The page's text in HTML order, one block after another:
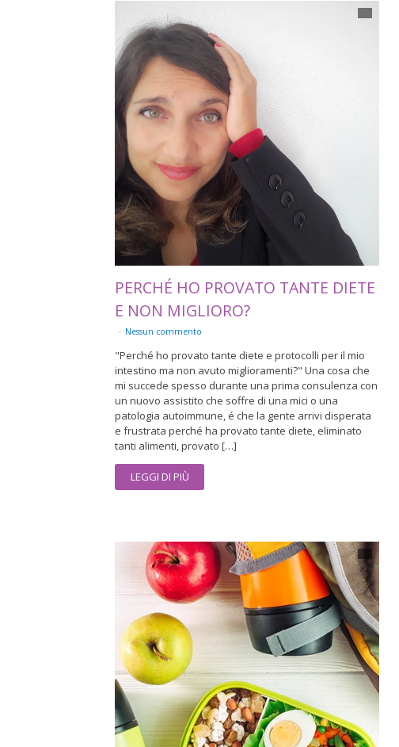
PERCHÉ HO PROVATO TANTE DIETE
E NON MIGLIORO?
Nessun commento
"Perché ho provato tante diete e protocolli per il mio
intestino ma non avuto miglioramenti?" Una cosa che
mi succede spesso durante una prima consulenza con
un nuovo assistito che soffre di una mici o una
patologia autoimmune, é che la gente arrivi disperata
e frustrata perché ha provato tante diete, eliminato
tanti alimenti, provato […]
LEGGI DI PIÙ